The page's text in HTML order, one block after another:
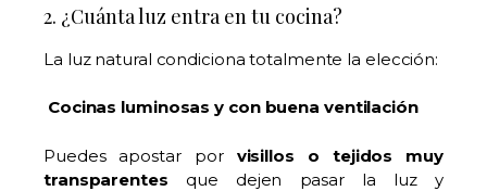
2. ¿Cuánta luz entra en tu cocina?
La luz natural condiciona totalmente la elección:
Cocinas luminosas y con buena ventilación
Puedes apostar por visillos o tejidos muy
transparentes que dejen pasar la luz y